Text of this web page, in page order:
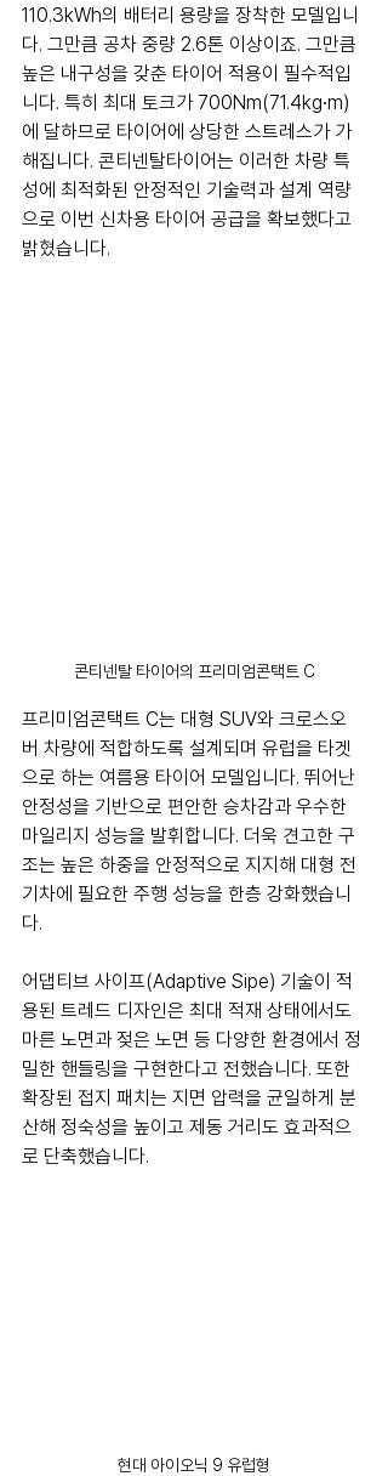
110.3kWh의 배터리 용량을 장착한 모델입니
다. 그만큼 공차 중량 2.6톤 이상이죠. 그만큼
높은 내구성을 갖춘 타이어 적용이 필수적입
니다. 특히 최대 토크가 700Nm(71.4kg∙m)
에 달하므로 타이어에 상당한 스트레스가 가
해집니다. 콘티넨탈타이어는 이러한 차량 특
성에 최적화된 안정적인 기술력과 설계 역량
으로 이번 신차용 타이어 공급을 확보했다고
밝혔습니다.
콘티넨탈 타이어의 프리미엄콘택트 C
프리미엄콘택트 C는 대형 SUV와 크로스오
버 차량에 적합하도록 설계되며 유럽을 타겟
으로 하는 여름용 타이어 모델입니다. 뛰어난
안정성을 기반으로 편안한 승차감과 우수한
마일리지 성능을 발휘합니다. 더욱 견고한 구
조는 높은 하중을 안정적으로 지지해 대형 전
기차에 필요한 주행 성능을 한층 강화했습니
다.
어댑티브 사이프(Adaptive Sipe) 기술이 적
용된 트레드 디자인은 최대 적재 상태에서도
마른 노면과 젖은 노면 등 다양한 환경에서 정
밀한 핸들링을 구현한다고 전했습니다. 또한
확장된 접지 패치는 지면 압력을 균일하게 분
산해 정숙성을 높이고 제동 거리도 효과적으
로 단축했습니다.
현대 아이오닉 9 유럽형